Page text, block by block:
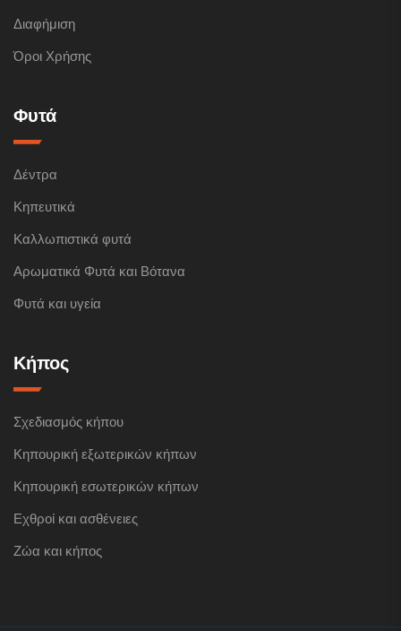
Διαφήμιση
Όροι Χρήσης
Φυτά
Δέντρα
Κηπευτικά
Καλλωπιστικά φυτά
Αρωματικά Φυτά και Βότανα
Φυτά και υγεία
Κήπος
Σχεδιασμός κήπου
Κηπουρική εξωτερικών κήπων
Κηπουρική εσωτερικών κήπων
Εχθροί και ασθένειες
Ζώα και κήπος